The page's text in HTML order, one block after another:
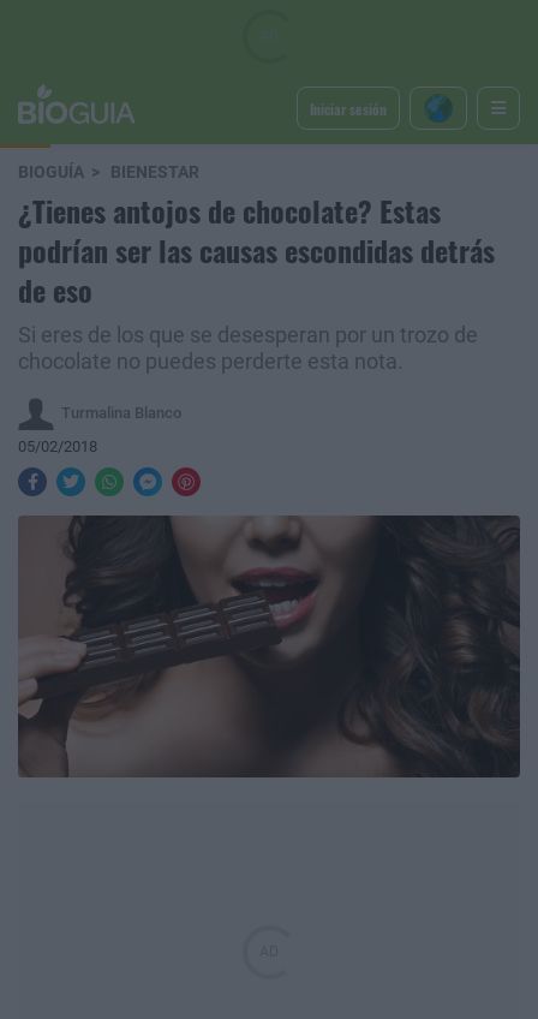
Iniciar sesión
BIOGUÍA BIENESTAR
¿Tienes antojos de chocolate? Estas
podrían ser las causas escondidas detrás
de eso
Si eres de los que se desesperan por un trozo de
chocolate no puedes perderte esta nota.
Turmalina Blanco
05/02/2018